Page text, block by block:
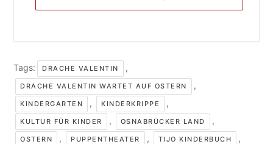
Tags: DRACHE VALENTIN ,
DRACHE VALENTIN WARTET AUF OSTERN ,
KINDERGARTEN , KINDERKRIPPE ,
KULTUR FÜR KINDER , OSNABRÜCKER LAND ,
OSTERN , PUPPENTHEATER , TIJO KINDERBUCH ,